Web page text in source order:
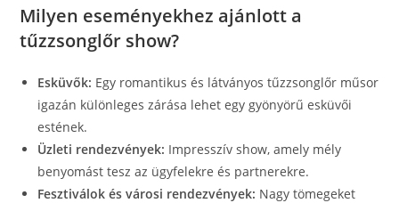
Milyen eseményekhez ajánlott a
tűzzsonglőr show?
Esküvők: Egy romantikus és látványos tűzzsonglőr műsor
igazán különleges zárása lehet egy gyönyörű esküvői
estének.
Üzleti rendezvények: Impresszív show, amely mély
benyomást tesz az ügyfelekre és partnerekre.
Fesztiválok és városi rendezvények: Nagy tömegeket